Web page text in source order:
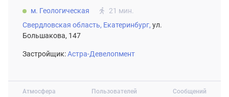
Атмосфера
Пользователей
Сообщений
м. Геологическая
21 мин.
Свердловская область, Екатеринбург, ул.
Большакова, 147
Застройщик:Астра-Девелопмент